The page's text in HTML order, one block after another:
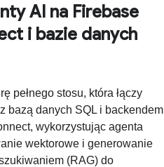
AI na Firebase
i bazie danych
pełnego stosu, która łączy
bazą danych SQL i backendem
wykorzystując agenta
wektorowe i generowanie
(RAG) do